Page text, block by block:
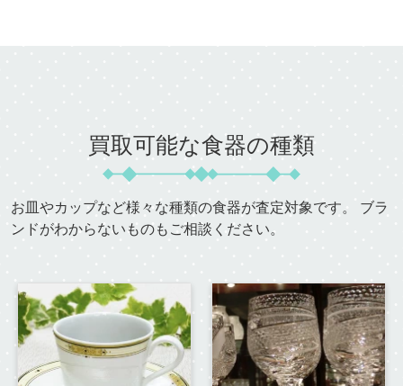
買取可能な食器の種類
お皿やカップなど様々な種類の食器が査定対象です。 ブラ
ンドがわからないものもご相談ください。